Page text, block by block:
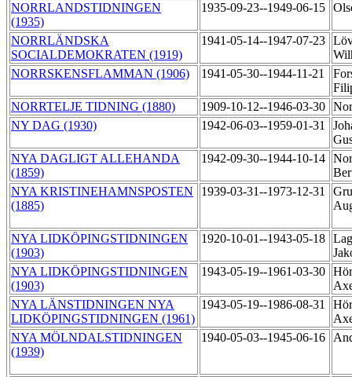
NORRLANDSTIDNINGEN
(1935)
1935-09-23--1949-06-15
NORRLÄNDSKA
SOCIALDEMOKRATEN (1919)
1941-05-14--1947-07-23
NORRSKENSFLAMMAN (1906)
1941-05-30--1944-11-21
NORRTELJE TIDNING (1880)
1909-10-12--1946-03-30
NY DAG (1930)
1942-06-03--1959-01-31
NYA DAGLIGT ALLEHANDA
(1859)
1942-09-30--1944-10-14
NYA KRISTINEHAMNSPOSTEN
(1885)
1939-03-31--1973-12-31
NYA LIDKÖPINGSTIDNINGEN
(1903)
1920-10-01--1943-05-18
NYA LIDKÖPINGSTIDNINGEN
(1903)
1943-05-19--1961-03-30
NYA LÄNSTIDNINGEN NYA
LIDKÖPINGSTIDNINGEN (1961)
1943-05-19--1986-08-31
NYA MÖLNDALSTIDNINGEN
(1939)
1940-05-03--1945-06-16